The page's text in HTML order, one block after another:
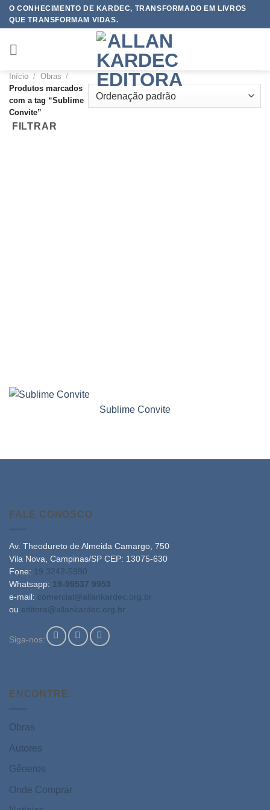
SkipO CONHECIMENTO DE KARDEC, TRANSFORMADO EM LIVROS
QUE TRANSFORMAM VIDAS.
Início / Obras /
Produtos marcados
com a tag “Sublime
Convite”
FILTRAR
Sublime Convite
FALE CONOSCO
Av. Theodureto de Almeida Camargo, 750
Vila Nova, Campinas/SP CEP: 13075-630
Fone: 19 3242-5990
Whatsapp: 19-99537 9953
e-mail: comercial@allankardec.org.br
ou editora@allankardec.org.br
Siga-nos:
ENCONTRE:
Obras
Autores
Gêneros
Onde Comprar